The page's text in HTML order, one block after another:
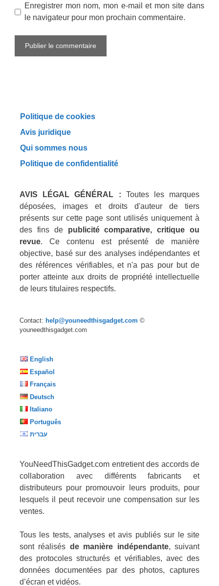
Enregistrer mon nom, mon e-mail et mon site dans
le navigateur pour mon prochain commentaire.
Politique de cookies
Avis juridique
Qui sommes nous
Politique de confidentialité
AVIS LÉGAL GÉNÉRAL : Toutes les marques
déposées, images et droits d'auteur de tiers
présents sur cette page sont utilisés uniquement à
des fins de publicité comparative, critique ou
revue. Ce contenu est présenté de manière
objective, basé sur des analyses indépendantes et
des références vérifiables, et n'a pas pour but de
porter atteinte aux droits de propriété intellectuelle
de leurs titulaires respectifs.
Contact: help@youneedthisgadget.com ©
youneedthisgadget.com
English
Español
Français
Deutsch
Italiano
Português
עברית
YouNeedThisGadget.com entretient des accords de
collaboration avec différents fabricants et
distributeurs pour promouvoir leurs produits, pour
lesquels il peut recevoir une compensation sur les
ventes.
Tous les tests, analyses et avis publiés sur le site
sont réalisés de manière indépendante, suivant
des protocoles structurés et vérifiables, avec des
données documentées par des photos, captures
d’écran et vidéos.